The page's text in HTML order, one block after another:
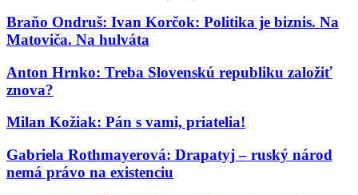
Braňo Ondruš: Ivan Korčok: Politika je biznis. Na
Matoviča. Na hulváta
Anton Hrnko: Treba Slovenskú republiku založiť
znova?
Milan Kožiak: Pán s vami, priatelia!
Gabriela Rothmayerová: Drapatyj – ruský národ
nemá právo na existenciu